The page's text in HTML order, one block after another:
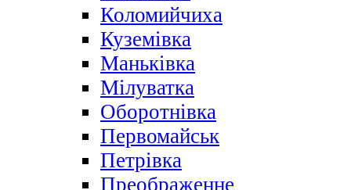
Коломийчиха
Куземівка
Маньківка
Мілуватка
Оборотнівка
Первомайськ
Петрівка
Преображенне